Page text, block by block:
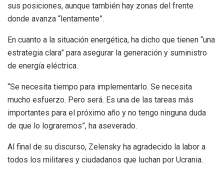
sus posiciones, aunque también hay zonas del frente
donde avanza “lentamente”.
En cuanto a la situación energética, ha dicho que tienen “una
estrategia clara” para asegurar la generación y suministro
de energía eléctrica.
“Se necesita tiempo para implementarlo. Se necesita
mucho esfuerzo. Pero será. Es una de las tareas más
importantes para el próximo año y no tengo ninguna duda
de que lo lograremos”, ha aseverado.
Al final de su discurso, Zelensky ha agradecido la labor a
todos los militares y ciudadanos que luchan por Ucrania.